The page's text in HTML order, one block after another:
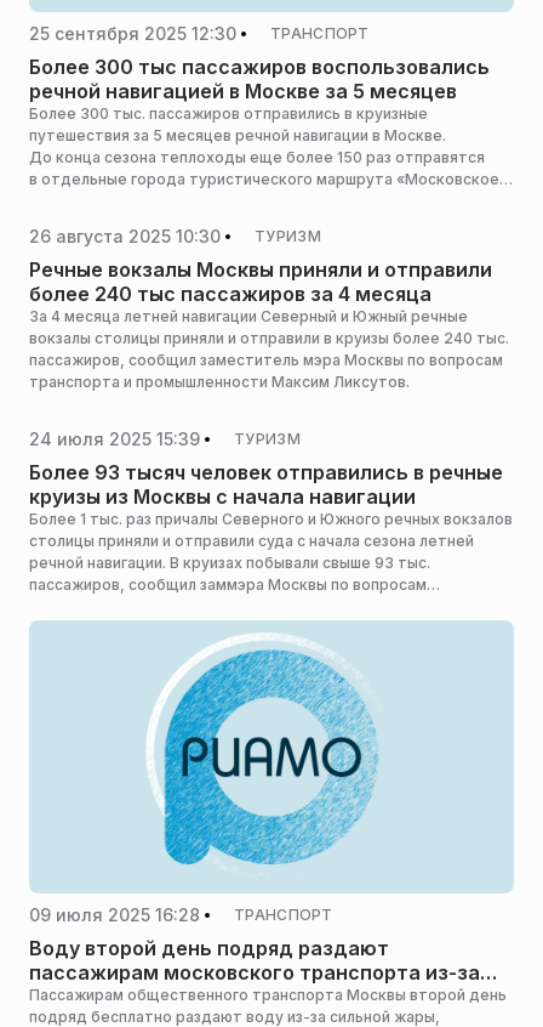
25 сентября 2025 12:30 ТРАНСПОРТ
Более 300 тыс пассажиров воспользовались
речной навигацией в Москве за 5 месяцев
Более 300 тыс. пассажиров отправились в круизные
путешествия за 5 месяцев речной навигации в Москве.
До конца сезона теплоходы еще более 150 раз отправятся
в отдельные города туристического маршрута «Московское
Ликсутов.
26 августа 2025 10:30 ТУРИЗМ
Речные вокзалы Москвы приняли и отправили
более 240 тыс пассажиров за 4 месяца
За 4 месяца летней навигации Северный и Южный речные
вокзалы столицы приняли и отправили в круизы более 240 тыс.
пассажиров, сообщил заместитель мэра Москвы по вопросам
транспорта и промышленности Максим Ликсутов.
24 июля 2025 15:39 ТУРИЗМ
Более 93 тысяч человек отправились в речные
круизы из Москвы с начала навигации
Более 1 тыс. раз причалы Северного и Южного речных вокзалов
столицы приняли и отправили суда с начала сезона летней
речной навигации. В круизах побывали свыше 93 тыс.
пассажиров, сообщил заммэра Москвы по вопросам
09 июля 2025 16:28 ТРАНСПОРТ
Воду второй день подряд раздают
пассажирам московского транспорта из-за
жары
Пассажирам общественного транспорта Москвы второй день
подряд бесплатно раздают воду из-за сильной жары,